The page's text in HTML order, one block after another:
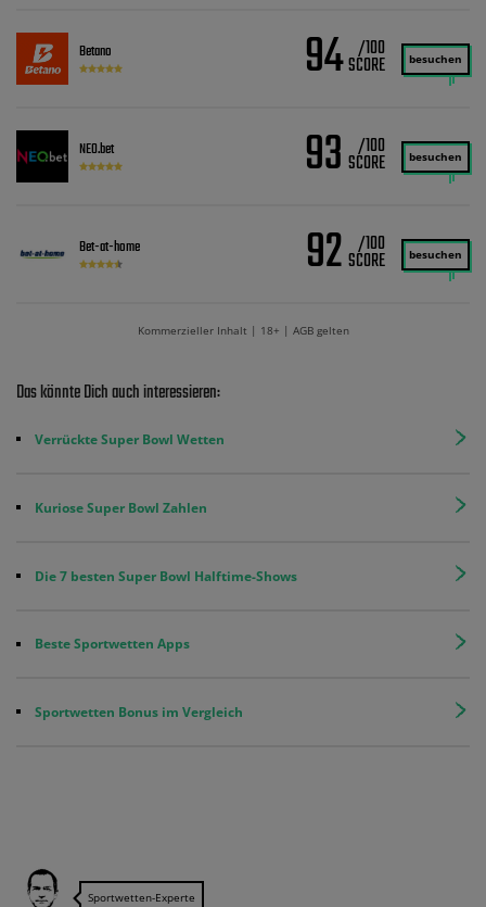
Betano 94 /100 besuchen
NEO.bet 93 /100 besuchen
Bet-at-home 92 /100 besuchen
Kommerzieller Inhalt | 18+ | AGB gelten
Das könnte Dich auch interessieren:
Verrückte Super Bowl Wetten
Kuriose Super Bowl Zahlen
Die 7 besten Super Bowl Halftime-Shows
Beste Sportwetten Apps
Sportwetten Bonus im Vergleich
Sportwetten-Experte